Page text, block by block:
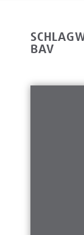
BAV